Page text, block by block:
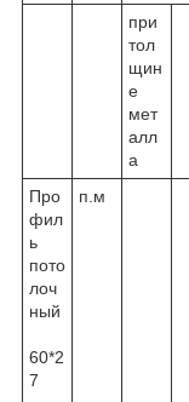
при
тол
щин
е
мет
алл
а
Про
фил
ь
пото
лоч
ный
60*2
7
п.м